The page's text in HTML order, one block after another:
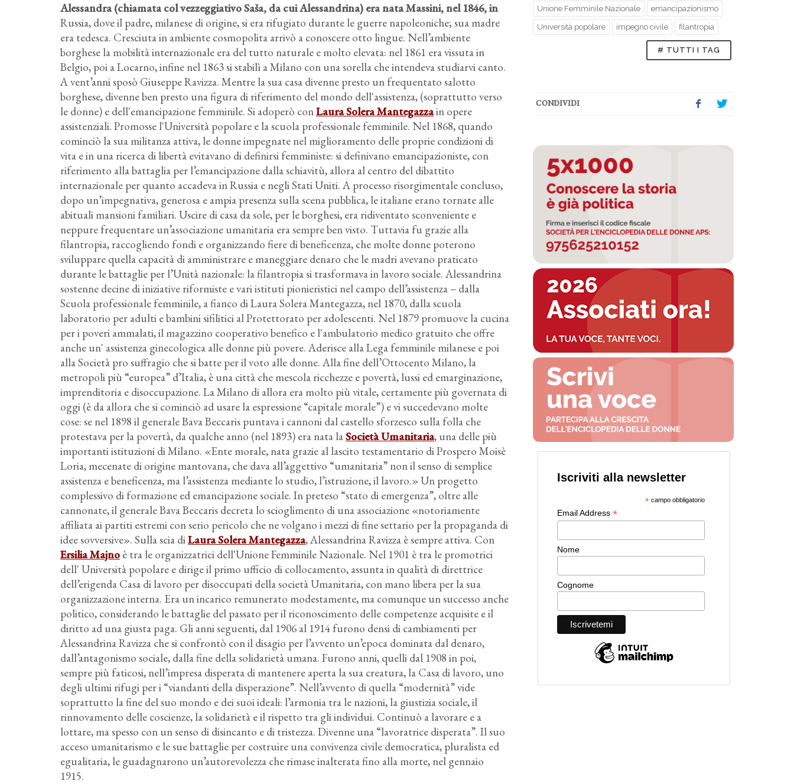
Unione Femminile Nazionale emancipazionismo
Università popolare impegno civile filantropia
# TUTTI I TAG
CONDIVIDI
Alessandra (chiamata col vezzeggiativo Saša, da cui Alessandrina) era nata Massini, nel 1846, in
Russia, dove il padre, milanese di origine, si era rifugiato durante le guerre napoleoniche; sua madre
era tedesca. Cresciuta in ambiente cosmopolita arrivò a conoscere otto lingue. Nell’ambiente
borghese la mobilità internazionale era del tutto naturale e molto elevata: nel 1861 era vissuta in
Belgio, poi a Locarno, infine nel 1863 si stabilì a Milano con una sorella che intendeva studiarvi canto.
A vent’anni sposò Giuseppe Ravizza. Mentre la sua casa divenne presto un frequentato salotto
borghese, divenne ben presto una figura di riferimento del mondo dell'assistenza, (soprattutto verso
le donne) e dell'emancipazione femminile. Si adoperò conLaura Solera Mantegazzain opere
assistenziali. Promosse l'Università popolare e la scuola professionale femminile. Nel 1868, quando
cominciò la sua militanza attiva, le donne impegnate nel miglioramento delle proprie condizioni di
vita e in una ricerca di libertà evitavano di definirsi femministe: si definivano emancipazioniste, con
riferimento alla battaglia per l’emancipazione dalla schiavitù, allora al centro del dibattito
internazionale per quanto accadeva in Russia e negli Stati Uniti. A processo risorgimentale concluso,
dopo un’impegnativa, generosa e ampia presenza sulla scena pubblica, le italiane erano tornate alle
abituali mansioni familiari. Uscire di casa da sole, per le borghesi, era ridiventato sconveniente e
neppure frequentare un’associazione umanitaria era sempre ben visto. Tuttavia fu grazie alla
filantropia, raccogliendo fondi e organizzando fiere di beneficenza, che molte donne poterono
sviluppare quella capacità di amministrare e maneggiare denaro che le madri avevano praticato
durante le battaglie per l’Unità nazionale: la filantropia si trasformava in lavoro sociale. Alessandrina
sostenne decine di iniziative riformiste e vari istituti pionieristici nel campo dell’assistenza – dalla
Scuola professionale femminile, a fianco di Laura Solera Mantegazza, nel 1870, dalla scuola
laboratorio per adulti e bambini sifilitici al Protettorato per adolescenti. Nel 1879 promuove la cucina
per i poveri ammalati, il magazzino cooperativo benefico e l'ambulatorio medico gratuito che offre
anche un' assistenza ginecologica alle donne più povere. Aderisce alla Lega femminile milanese e poi
alla Società pro suffragio che si batte per il voto alle donne. Alla fine dell’Ottocento Milano, la
metropoli più “europea” d’Italia, è una città che mescola ricchezze e povertà, lussi ed emarginazione,
imprenditoria e disoccupazione. La Milano di allora era molto più vitale, certamente più governata di
oggi (è da allora che si cominciò ad usare la espressione “capitale morale”) e vi succedevano molte
cose: se nel 1898 il generale Bava Beccaris puntava i cannoni dal castello sforzesco sulla folla che
protestava per la povertà, da qualche anno (nel 1893) era nata laSocietà Umanitaria, una delle più
importanti istituzioni di Milano. «Ente morale, nata grazie al lascito testamentario di Prospero Moisè
Loria, mecenate di origine mantovana, che dava all’aggettivo “umanitaria” non il senso di semplice
assistenza e beneficenza, ma l’assistenza mediante lo studio, l’istruzione, il lavoro.» Un progetto
complessivo di formazione ed emancipazione sociale. In preteso “stato di emergenza”, oltre alle
cannonate, il generale Bava Beccaris decreta lo scioglimento di una associazione «notoriamente
affiliata ai partiti estremi con serio pericolo che ne volgano i mezzi di fine settario per la propaganda di
idee sovversive». Sulla scia diLaura Solera Mantegazza, Alessandrina Ravizza è sempre attiva. Con
Ersilia Majno è tra le organizzatrici dell'Unione Femminile Nazionale. Nel 1901 è tra le promotrici
dell' Università popolare e dirige il primo ufficio di collocamento, assunta in qualità di direttrice
dell’erigenda Casa di lavoro per disoccupati della società Umanitaria, con mano libera per la sua
organizzazione interna. Era un incarico remunerato modestamente, ma comunque un successo anche
politico, considerando le battaglie del passato per il riconoscimento delle competenze acquisite e il
diritto ad una giusta paga. Gli anni seguenti, dal 1906 al 1914 furono densi di cambiamenti per
Alessandrina Ravizza che si confrontò con il disagio per l’avvento un’epoca dominata dal denaro,
dall’antagonismo sociale, dalla fine della solidarietà umana. Furono anni, quelli dal 1908 in poi,
sempre più faticosi, nell’impresa disperata di mantenere aperta la sua creatura, la Casa di lavoro, uno
degli ultimi rifugi per i “viandanti della disperazione”. Nell’avvento di quella “modernità” vide
soprattutto la fine del suo mondo e dei suoi ideali: l’armonia tra le nazioni, la giustizia sociale, il
rinnovamento delle coscienze, la solidarietà e il rispetto tra gli individui. Continuò a lavorare e a
lottare, ma spesso con un senso di disincanto e di tristezza. Divenne una “lavoratrice disperata”. Il suo
acceso umanitarismo e le sue battaglie per costruire una convivenza civile democratica, pluralista ed
egualitaria, le guadagnarono un’autorevolezza che rimase inalterata fino alla morte, nel gennaio
1915.